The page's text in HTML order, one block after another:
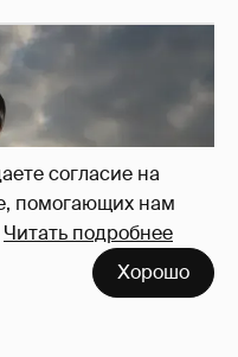
согласие на
помогающих нам
Читать подробнее
Хорошо